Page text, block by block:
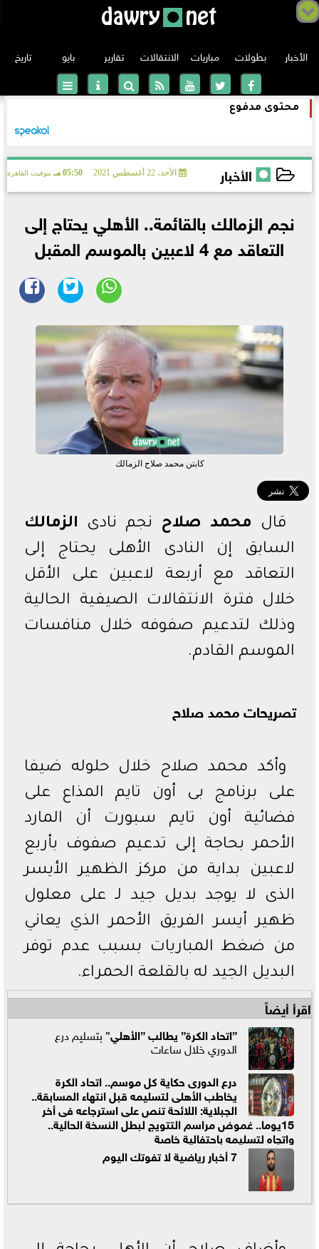
الأخبار بطولات
الدوري الإسباني
الدوري الإيطالي
الدوري الألماني
دوري أبطال أوروبا
الدوري السعودي
الدوري المصري
دوري أبطال أفريقيا
مباريات الانتقالات تقارير بايو تاريخ
محتوى مدفوع
الأخبار الأحد، 22 أغسطس 2021 05:50 مـ بتوقيت القاهرة
نجم الزمالك بالقائمة.. الأهلي يحتاج إلى
التعاقد مع 4 لاعبين بالموسم المقبل
كابتن محمد صلاح الزمالك
قال محمد صلاح نجم نادى الزمالك
السابق إن النادى الأهلى يحتاج إلى
التعاقد مع أربعة لاعبين على الأقل
خلال فترة الانتقالات الصيفية الحالية
وذلك لتدعيم صفوفه خلال منافسات
الموسم القادم.
تصريحات محمد صلاح
وأكد محمد صلاح خلال حلوله ضيفا
على برنامج بى أون تايم المذاع على
فضائية أون تايم سبورت أن المارد
الأحمر بحاجة إلى تدعيم صفوف بأربع
لاعبين بداية من مركز الظهير الأيسر
الذى لا يوجد بديل جيد لـ على معلول
ظهير أيسر الفريق الأحمر الذي يعاني
من ضغط المباريات بسبب عدم توفر
البديل الجيد له بالقلعة الحمراء.
اقرأ أيضاً
”اتحاد الكرة” يطالب ”الأهلي” بتسليم درع
الدوري خلال ساعات
درع الدورى حكاية كل موسم.. اتحاد الكرة
يخاطب الأهلى لتسليمه قبل انتهاء المسابقة..
الجبلاية: اللائحة تنص على استرجاعه فى أخر
15يوما.. غموض مراسم التتويج لبطل النسخة الحالية..
واتجاه لتسليمه باحتفالية خاصة
7 أخبار رياضية لا تفوتك اليوم